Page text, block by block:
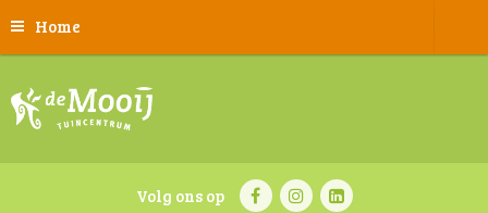
Home
Volg ons op